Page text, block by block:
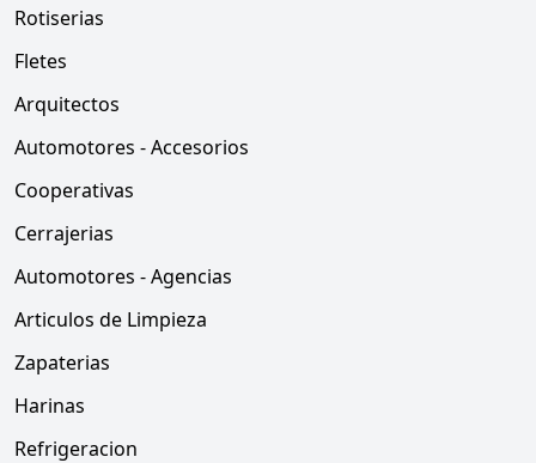
Rotiserias
Fletes
Arquitectos
Automotores - Accesorios
Cooperativas
Cerrajerias
Automotores - Agencias
Articulos de Limpieza
Zapaterias
Harinas
Refrigeracion